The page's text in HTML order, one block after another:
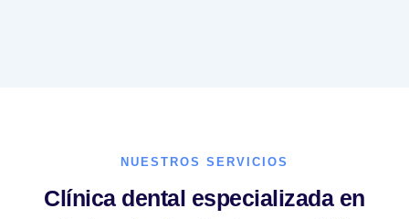
NUESTROS SERVICIOS
Clínica dental especializada en